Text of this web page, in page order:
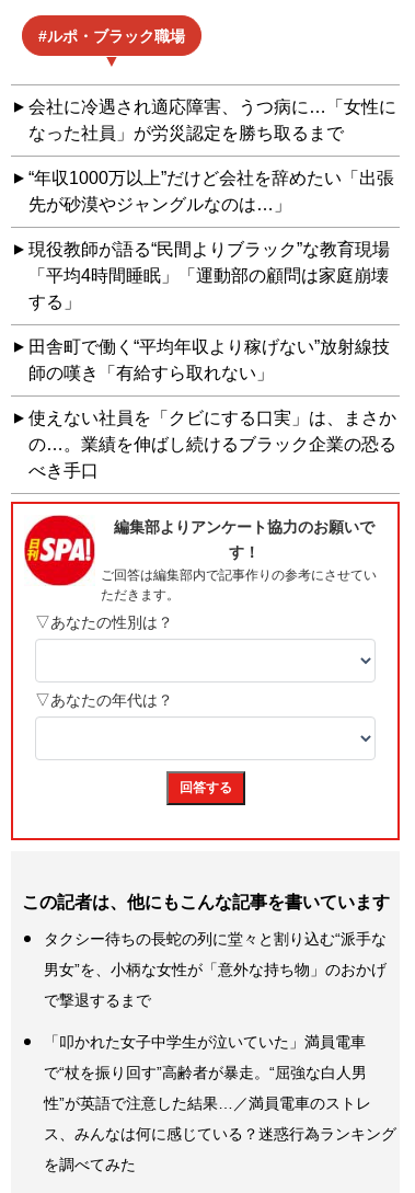
ルポ・ブラック職場
会社に冷遇され適応障害、うつ病に…「女性に
なった社員」が労災認定を勝ち取るまで
“年収1000万以上”だけど会社を辞めたい「出張
先が砂漠やジャングルなのは…」
現役教師が語る“民間よりブラック”な教育現場
「平均4時間睡眠」「運動部の顧問は家庭崩壊
する」
田舎町で働く“平均年収より稼げない”放射線技
師の嘆き「有給すら取れない」
使えない社員を「クビにする口実」は、まさか
の…。業績を伸ばし続けるブラック企業の恐る
べき手口
この記者は、他にもこんな記事を書いています
タクシー待ちの長蛇の列に堂々と割り込む“派手な
男女”を、小柄な女性が「意外な持ち物」のおかげ
で撃退するまで
「叩かれた女子中学生が泣いていた」満員電車
で“杖を振り回す”高齢者が暴走。“屈強な白人男
性”が英語で注意した結果…／満員電車のストレ
ス、みんなは何に感じている？迷惑行為ランキング
を調べてみた